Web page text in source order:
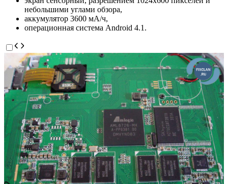
небольшими углами обзора,
аккумулятор 3600 мА/ч,
операционная система Android 4.1.